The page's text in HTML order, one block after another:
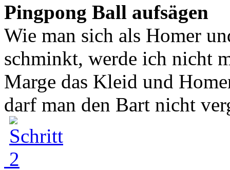
Pingpong Ball aufsägen
Wie man sich als Homer
schminkt, werde ich nicht
Marge das Kleid und
darf man den Bart nicht